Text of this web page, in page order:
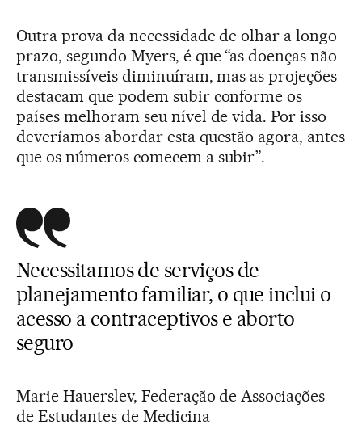
Outra prova da necessidade de olhar a longo
prazo, segundo Myers, é que “as doenças não
transmissíveis diminuíram, mas as projeções
destacam que podem subir conforme os
países melhoram seu nível de vida. Por isso
deveríamos abordar esta questão agora, antes
que os números comecem a subir”.
Necessitamos de serviços de
planejamento familiar, o que inclui o
acesso a contraceptivos e aborto
seguro
Marie Hauerslev, Federação de Associações
de Estudantes de Medicina